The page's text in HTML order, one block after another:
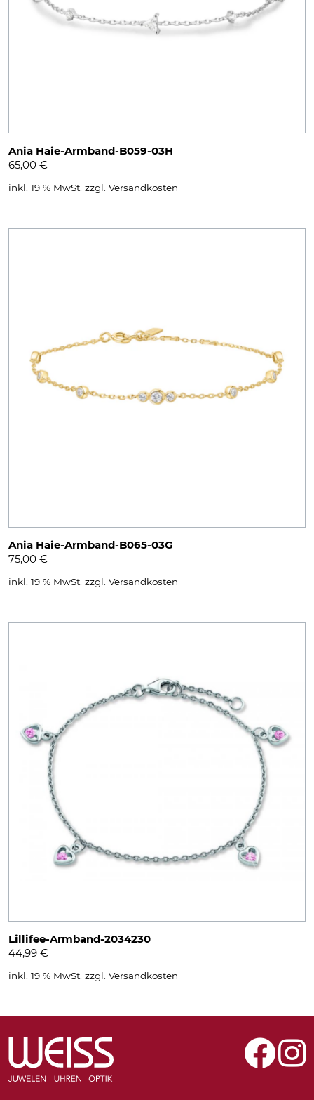
Ania Haie-Armband-B059-03H
65,00 €
inkl. 19 % MwSt. zzgl. Versandkosten
Ania Haie-Armband-B065-03G
75,00 €
inkl. 19 % MwSt. zzgl. Versandkosten
Lillifee-Armband-2034230
44,99 €
inkl. 19 % MwSt. zzgl. Versandkosten